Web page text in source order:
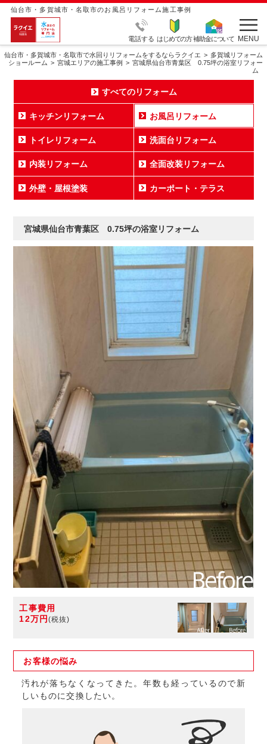
仙台市・多賀城市・名取市のお風呂リフォーム施工事例
電話する はじめての方補助金について MENU
仙台市・多賀城市・名取市で水回りリフォームをするならラクイエ
多賀城リフォーム
ショールーム
宮城エリアの施工事例
宮城県仙台市青葉区 0.75坪の浴室リフォー
ム
すべてのリフォーム
キッチンリフォーム お風呂リフォーム
トイレリフォーム 洗面台リフォーム
内装リフォーム 全面改装リフォーム
外壁・屋根塗装 カーポート・テラス
宮城県仙台市青葉区 0.75坪の浴室リフォーム
工事費用
12万円 (税抜)
お客様の悩み
汚れが落ちなくなってきた。年数も経っているので新
しいものに交換したい。